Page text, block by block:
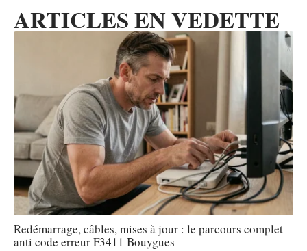
ARTICLES EN VEDETTE
Redémarrage, câbles, mises à jour : le parcours complet
anti code erreur F3411 Bouygues